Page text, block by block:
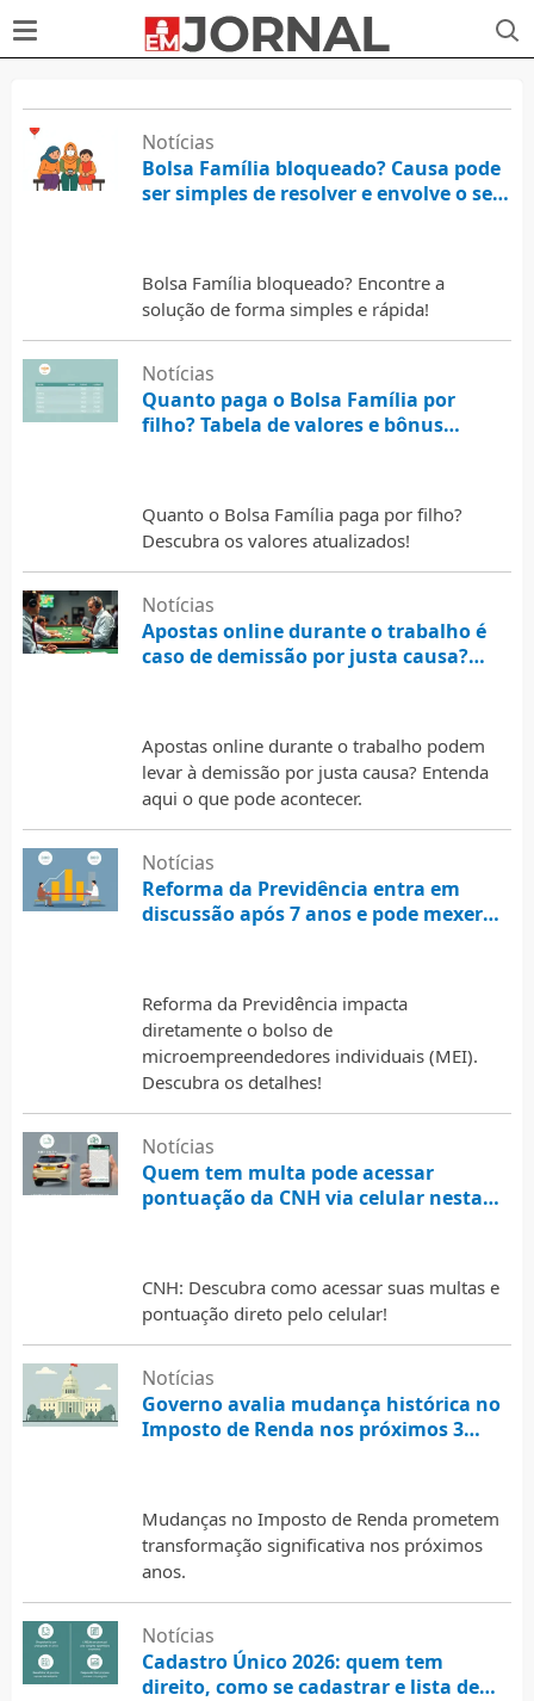
Notícias
Bolsa Família bloqueado? Causa pode
ser simples de resolver e envolve o seu
Bolsa Família bloqueado? Encontre a
solução de forma simples e rápida!
Notícias
Quanto paga o Bolsa Família por
filho? Tabela de valores e bônus
Quanto o Bolsa Família paga por filho?
Descubra os valores atualizados!
Notícias
Apostas online durante o trabalho é
caso de demissão por justa causa?
Apostas online durante o trabalho podem
levar à demissão por justa causa? Entenda
aqui o que pode acontecer.
Notícias
Reforma da Previdência entra em
discussão após 7 anos e pode mexer
Reforma da Previdência impacta
diretamente o bolso de
microempreendedores individuais (MEI).
Descubra os detalhes!
Notícias
Quem tem multa pode acessar
pontuação da CNH via celular nesta
CNH: Descubra como acessar suas multas e
pontuação direto pelo celular!
Notícias
Governo avalia mudança histórica no
Imposto de Renda nos próximos 3
Mudanças no Imposto de Renda prometem
transformação significativa nos próximos
anos.
Notícias
Cadastro Único 2026: quem tem
direito, como se cadastrar e lista de